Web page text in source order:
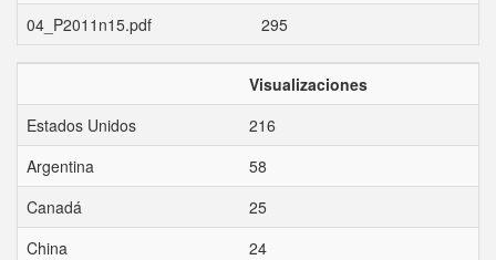
04_P2011n15.pdf
295
Visualizaciones
Estados Unidos
216
Argentina
58
Canadá
25
China
24